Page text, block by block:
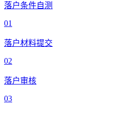
落户条件自测
01
落户材料提交
02
落户审核
03